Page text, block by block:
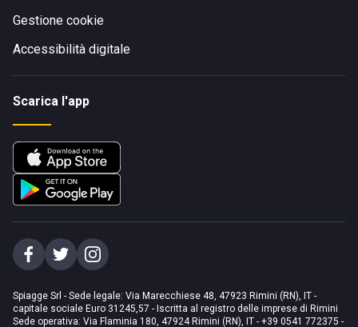
Gestione cookie
Accessibilità digitale
Scarica l'app
Spiagge Srl - Sede legale: Via Marecchiese 48, 47923 Rimini (RN), IT -
capitale sociale Euro 31245,57 - Iscritta al registro delle imprese di Rimini
Sede operativa: Via Flaminia 180, 47924 Rimini (RN), IT - +39 0541 772375 -